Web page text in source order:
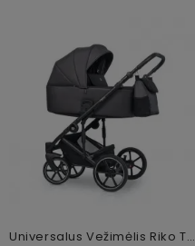
Universalus Vežimėlis Riko Trex 2in1 Anthracite